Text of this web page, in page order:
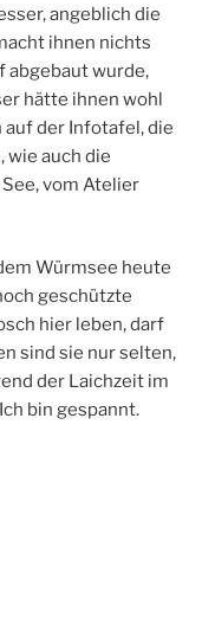
angeblich die
ihnen nichts
abgebaut wurde,
hätte ihnen wohl
auf der Infotafel, die
wie auch die
vom Atelier
Würmsee heute
geschützte
hier leben, darf
sind sie nur selten,
der Laichzeit im
bin gespannt.